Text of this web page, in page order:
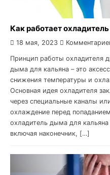
Как работает
18 мая, 2023
Принцип работы охладителя
дыма для кальяна – это
снижения температуры и
Основная идея охладителя
через специальные каналы
охлаждение перед
охладитель дыма для кальяна
включая наконечник, […]